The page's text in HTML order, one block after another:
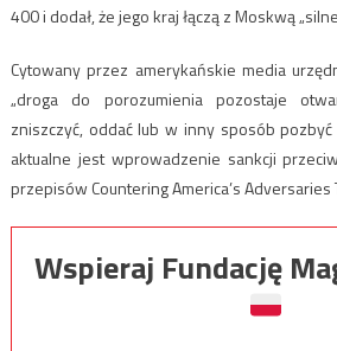
400 i dodał, że jego kraj łączą z Moskwą
Cytowany przez amerykańskie media
„droga do porozumienia pozostaje
zniszczyć, oddać lub w inny sposób pozbyć
aktualne jest wprowadzenie sankcji
przepisów Countering America’s Adversaries
Wspieraj Fundację